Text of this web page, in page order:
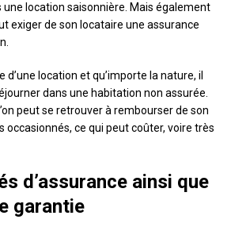
une location saisonnière. Mais également
exiger de son locataire une assurance
d’une location et qu’importe la nature, il
dans une habitation non assurée.
peut se retrouver à rembourser de son
occasionnés, ce qui peut coûter, voire très
d’assurance ainsi que
garantie